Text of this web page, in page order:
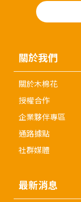
關於我們
關於木棉花
授權合作
企業夥伴專區
通路據點
社群媒體
最新消息